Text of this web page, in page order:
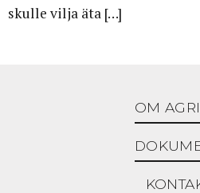
skulle vilja äta […]
OM